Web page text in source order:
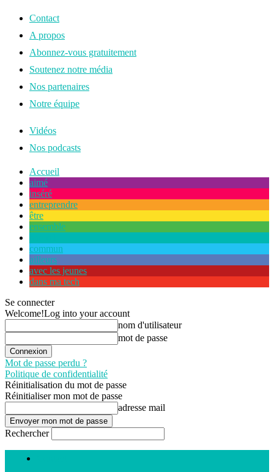
Contact
A propos
Abonnez-vous gratuitement
Soutenez notre média
Nos partenaires
Notre équipe
Vidéos
Nos podcasts
Accueil
aimé
inséré
entreprendre
être
ensemble
commun
ailleurs
avec les jeunes
dans ma tech
Se connecter
Welcome!Log into your account
nom d'utilisateur
mot de passe
Mot de passe perdu ?
Politique de confidentialité
Réinitialisation du mot de passe
Réinitialiser mon mot de passe
adresse mail
Rechercher